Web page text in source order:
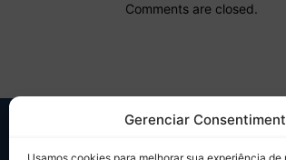
Gerenciar
Comments are closed.